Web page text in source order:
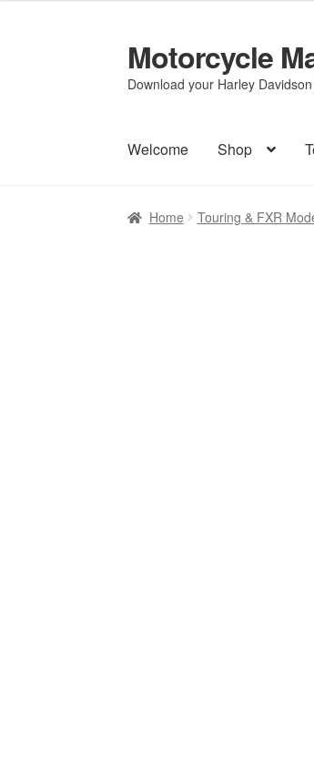
Skip
to
navigation
Skip
to
content
Motorcycle
Download your Harley
Welcome Shop
Home Touring & FXR